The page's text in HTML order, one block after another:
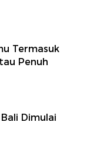
Termasuk
Penuh
Dimulai